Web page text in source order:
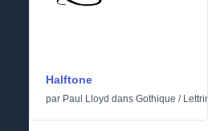
Halftone
par Paul Lloyd dans Gothique /